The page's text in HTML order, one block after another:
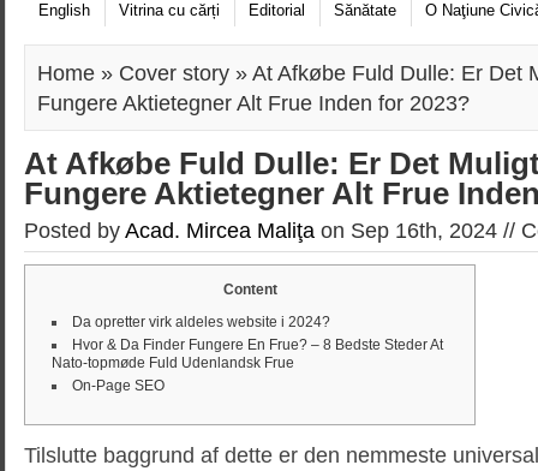
English
Vitrina cu cărți Editorial Sănătate O Naţiune
Home » Cover story » At Afkøbe Fuld Dulle: Er Det
Fungere Aktietegner Alt Frue Inden for 2023?
At Afkøbe Fuld Dulle: Er Det
Fungere Aktietegner Alt Frue
Posted byAcad. Mircea Maliţa on Sep 16th, 2024 //
Content
Da opretter virk aldeles website i 2024?
Hvor & Da Finder Fungere En Frue? – 8 Bedste Steder At
Nato-topmøde Fuld Udenlandsk Frue
On-Page SEO
Tilslutte baggrund af dette er den nemmeste